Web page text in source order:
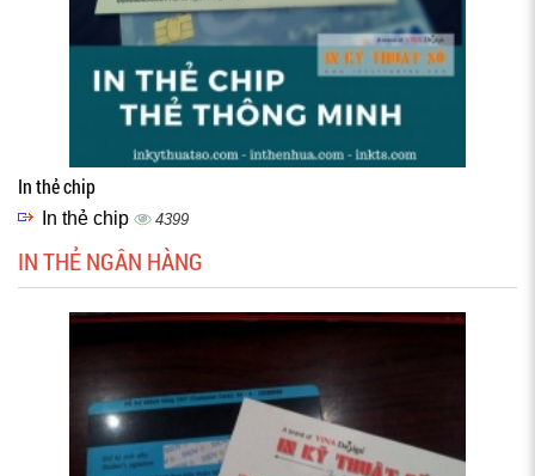
In thẻ chip
In thẻ chip 4399
IN THẺ NGÂN HÀNG